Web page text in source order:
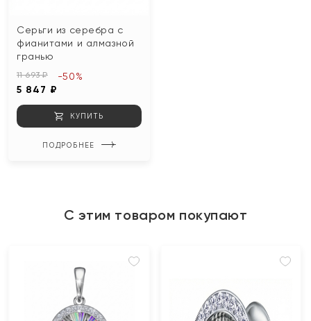
Серьги из серебра с
фианитами и алмазной
гранью
11 693 ₽
5 847 ₽
-50%
КУПИТЬ
ПОДРОБНЕЕ
С этим товаром покупают